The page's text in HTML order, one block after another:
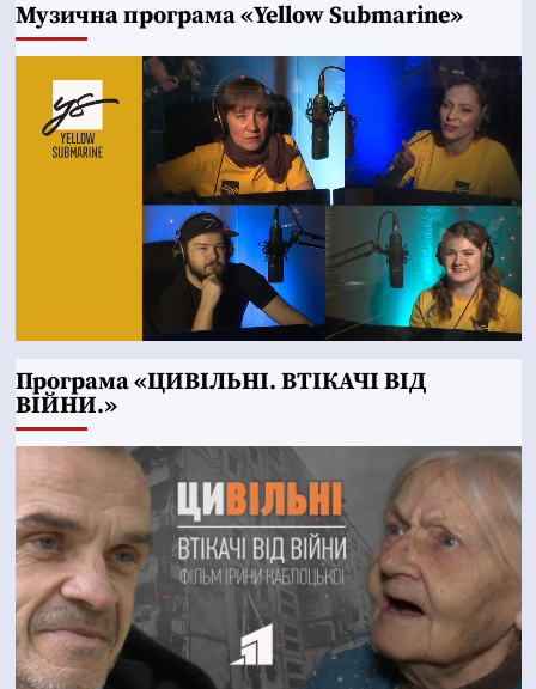
Музична програма «Yellow Submarine»
Програма «ЦИВІЛЬНІ. ВТІКАЧІ ВІД
ВІЙНИ.»